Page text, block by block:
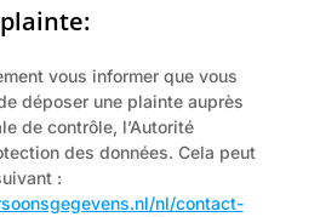
vous informer que vous
déposer une plainte auprès
de contrôle, l’Autorité
des données. Cela peut
:
nl/contact-